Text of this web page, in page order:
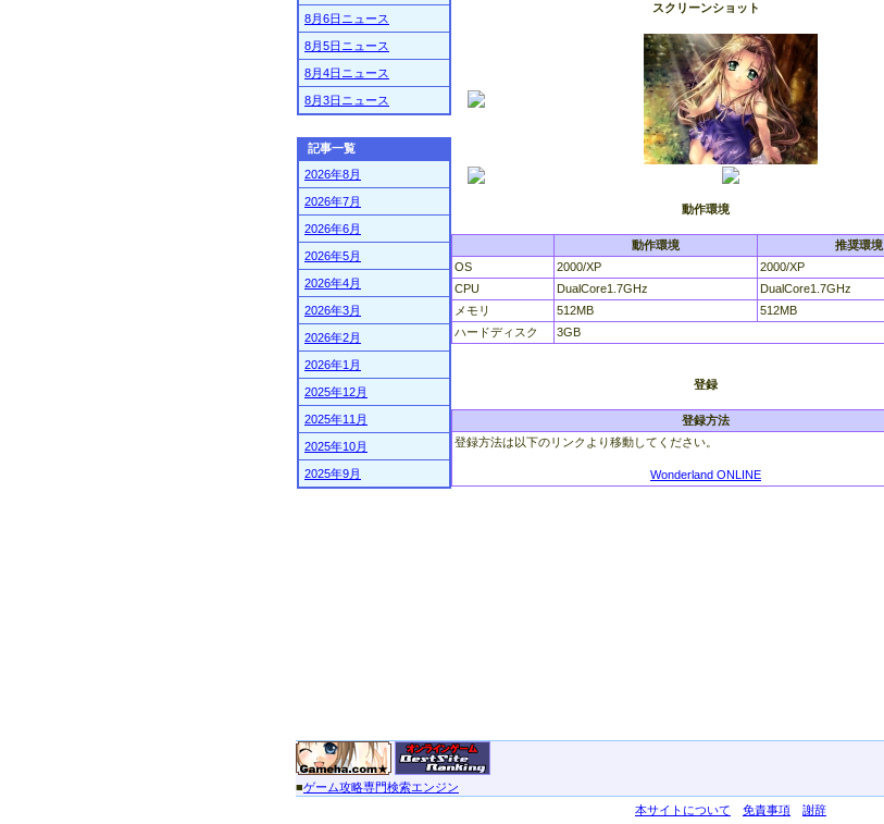
8月6日ニュース
8月5日ニュース
8月4日ニュース
8月3日ニュース
記事一覧
2026年8月
2026年7月
2026年6月
2026年5月
2026年4月
2026年3月
2026年2月
2026年1月
2025年12月
2025年11月
2025年10月
2025年9月
スクリーンショット
動作環境
動作環境
推奨環境
OS
2000/XP
2000/XP
CPU
DualCore1.7GHz
DualCore1.7GHz
メモリ
512MB
512MB
ハードディスク
3GB
登録
登録方法
登録方法は以下のリンクより移動してください。
Wonderland ONLINE
■ゲーム攻略専門検索エンジン
本サイトについて
免責事項 謝辞